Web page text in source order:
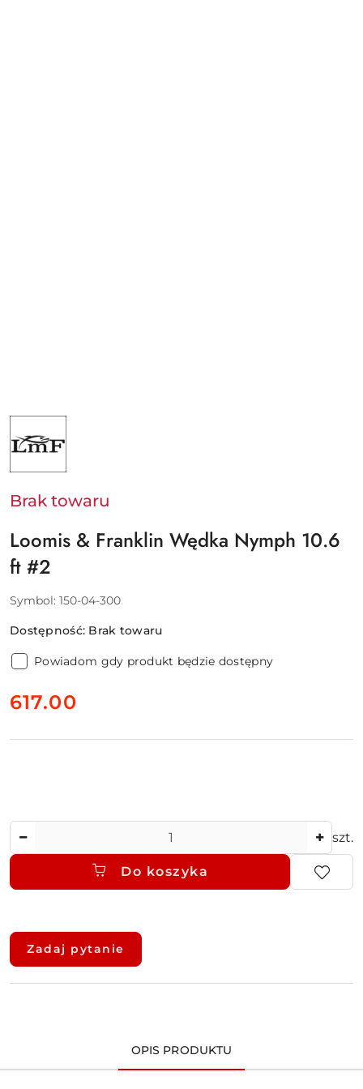
NAZWA
PRODUCENTA:
LOOMIS
&
Brak towaru
Loomis & Franklin Wędka Nymph 10.6
ft #2
Symbol: 150-04-300
Dostępność: Brak towaru
Powiadom gdy produkt będzie dostępny
cena:
617.00
szt.
Do koszyka
Dostępność
dostawa
Zadaj pytanie
OPIS PRODUKTU